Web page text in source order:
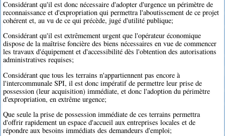
Considérant qu'il est donc nécessaire d'adopter d'urgence un périmètre de
reconnaissance et d'expropriation qui permettra l'aboutissement de ce projet
cohérent et, au vu de ce qui précède, jugé d'utilité publique;
Considérant qu'il est extrêmement urgent que l'opérateur économique
dispose de la maîtrise foncière des biens nécessaires en vue de commencer
les travaux d'équipement et d'accessibilité dès l'obtention des autorisations
administratives requises;
Considérant que tous les terrains n'appartiennent pas encore à
l'intercommunale SPI, il est donc impératif de permettre leur prise de
possession (leur acquisition) immédiate, et donc l'adoption du périmètre
d'expropriation, en extrême urgence;
Que seule la prise de possession immédiate de ces terrains permettra
d'offrir rapidement un espace d'accueil aux entreprises locales et de
répondre aux besoins immédiats des demandeurs d'emploi;